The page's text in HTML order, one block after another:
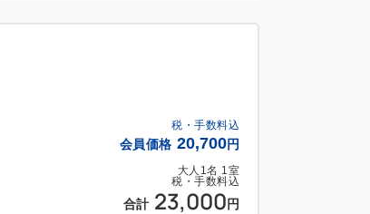
税・手数料込
会員価格 20,700円
大人 1名 1室
税・手数料込
合計 23,000 円